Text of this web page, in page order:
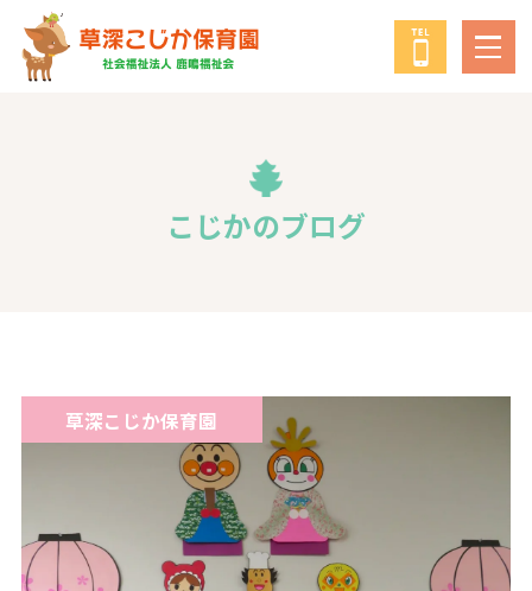
鹿鳴福祉会
教育・保育の方針
子育て支援事業
一時預かり保育事業
こじかのブログ
子育て支援
草深こじか保育園